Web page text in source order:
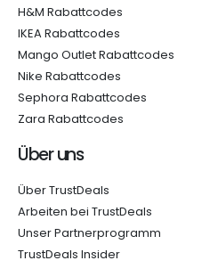
H&M Rabattcodes
IKEA Rabattcodes
Mango Outlet Rabattcodes
Nike Rabattcodes
Sephora Rabattcodes
Zara Rabattcodes
Über uns
Über TrustDeals
Arbeiten bei TrustDeals
Unser Partnerprogramm
TrustDeals Insider